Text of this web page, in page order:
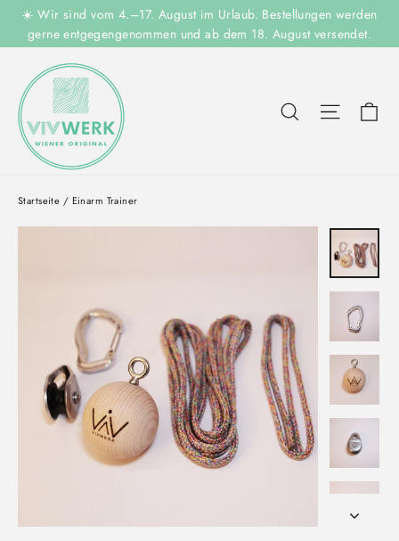
Direkt☀️ Wir sind vom 4.–17. August im Urlaub. Bestellungen werden
gerne entgegengenommen und ab dem 18. August versendet.
Suche
Startseite / Einarm Trainer